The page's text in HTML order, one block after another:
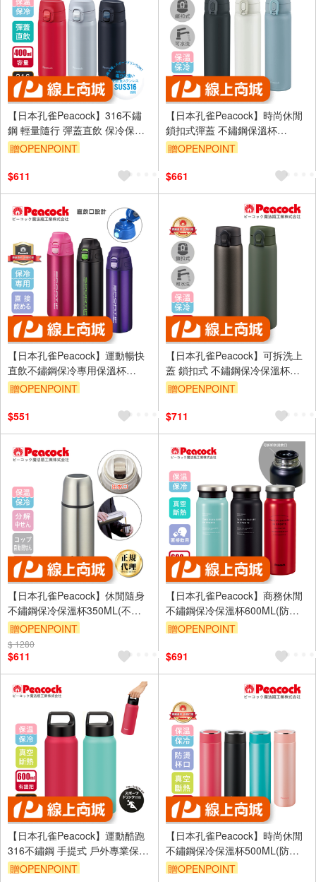
【日本孔雀Peacock】316不鏽
鋼 輕量隨行 彈蓋直飲 保冷保溫
杯400ML-任選色
贈OPENPOINT
$611
【日本孔雀Peacock】時尚休閒
鎖扣式彈蓋 不鏽鋼保溫杯
500ML(直飲口設計)-任選色
贈OPENPOINT
$661
【日本孔雀Peacock】運動暢快
直飲不鏽鋼保冷專用保溫杯
550ML(直飲口設計)-任選色
贈OPENPOINT
$551
【日本孔雀Peacock】可拆洗上
蓋 鎖扣式 不鏽鋼保冷保溫杯
600ML-任選色
贈OPENPOINT
$711
【日本孔雀Peacock】休閒隨身
不鏽鋼保冷保溫杯350ML(不沾
黏設計)-原鋼色
贈OPENPOINT
$ 1280
$611
【日本孔雀Peacock】商務休閒
不鏽鋼保冷保溫杯600ML(防燙
杯口設計)-任選色
贈OPENPOINT
$691
【日本孔雀Peacock】運動酷跑
316不鏽鋼 手提式 戶外專業保冷
保溫杯600ml-任選色
贈OPENPOINT
【日本孔雀Peacock】時尚休閒
不鏽鋼保冷保溫杯500ML(防燙
杯口設計)-任選色
贈OPENPOINT